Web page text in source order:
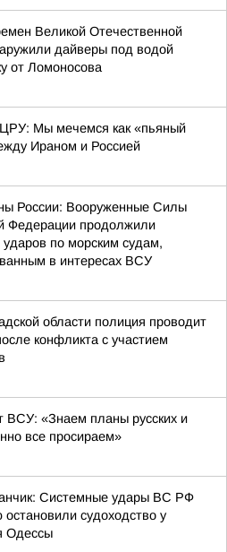
Великой Отечественной
дайверы под водой
от Ломоносова
ЦРУ: Мы мечемся как «пьяный
Ираном и Россией
России: Вооруженные Силы
Федерации продолжили
ударов по морским судам,
в интересах ВСУ
области полиция проводит
конфликта с участием
ВСУ: «Знаем планы русских и
все просираем»
Системные удары ВС РФ
остановили судоходство у
Одессы